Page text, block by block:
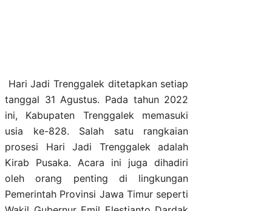
Hari Jadi Trenggalek ditetapkan setiap
tanggal 31 Agustus. Pada tahun 2022
ini, Kabupaten Trenggalek memasuki
usia ke-828. Salah satu rangkaian
prosesi Hari Jadi Trenggalek adalah
Kirab Pusaka. Acara ini juga dihadiri
oleh orang penting di lingkungan
Pemerintah Provinsi Jawa Timur seperti